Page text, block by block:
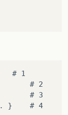
# 1
# 2
# 3
}    # 4